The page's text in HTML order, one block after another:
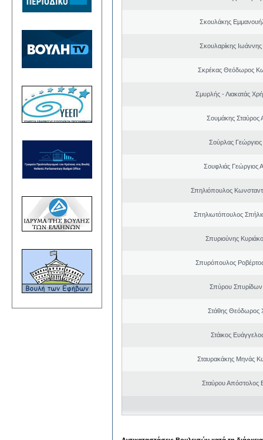
Σκουλάκης
Σκουλαρίκης
Σκρέκας Θεόδωρος
Σμυρλής - Λιακατάς
Σουμάκης Σταύρος
Σούρλας
Σουφλιάς Γεώργιος
Σπηλιόπουλος
Σπηλιωτόπουλος
Σπυριούνης
Σπυρόπουλος
Σπύρου Σπυρίδων
Στάθης Θεόδωρος
Στάικος
Σταυρακάκης Μηνάς
Σταύρου Απόστολος